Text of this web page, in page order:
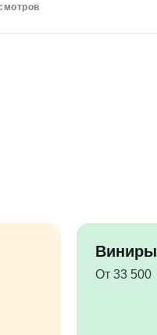
Виниры
От 33 500